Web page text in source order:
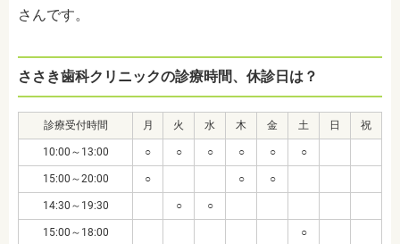
さんです。
ささき歯科クリニックの診療時間、休診日は？
診療受付時間 月 火 水 木 金 土 日 祝
10:00～13:00 ○ ○ ○ ○ ○ ○
15:00～20:00 ○ ○ ○
14:30～19:30 ○ ○
15:00～18:00 ○